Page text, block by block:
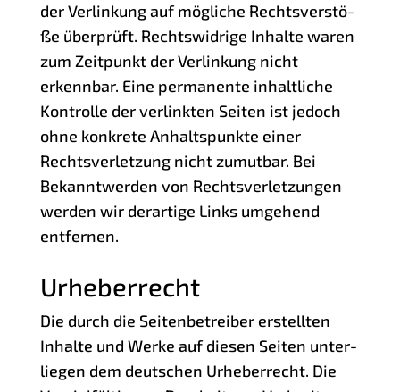
der Ver­lin­kung auf mög­li­che Rechts­ver­stö­
ße über­prüft. Rechts­wid­ri­ge Inhal­te waren
zum Zeit­punkt der Ver­lin­kung nicht
erkenn­bar. Eine per­ma­nen­te inhalt­li­che
Kon­trol­le der ver­link­ten Sei­ten ist jedoch
ohne kon­kre­te Anhalts­punk­te einer
Rechts­ver­let­zung nicht zumut­bar. Bei
Bekannt­wer­den von Rechts­ver­let­zun­gen
wer­den wir der­ar­ti­ge Links umge­hend
entfernen.
Urheberrecht
Die durch die Sei­ten­be­trei­ber erstell­ten
Inhal­te und Wer­ke auf die­sen Sei­ten unter­
lie­gen dem deut­schen Urhe­ber­recht. Die